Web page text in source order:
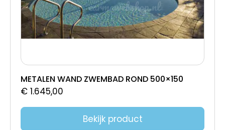
METALEN WAND ZWEMBAD ROND 500×150
€ 1.645,00
Bekijk product